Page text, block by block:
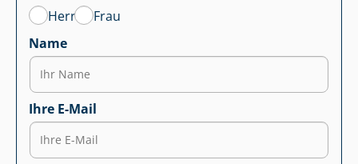
Herr
Frau
Name
Ihre E-Mail